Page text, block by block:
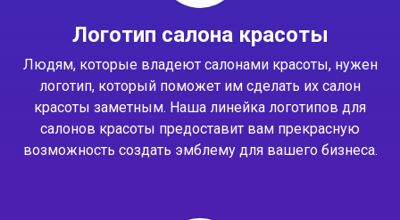
Логотип салона красоты
Людям, которые владеют салонами красоты, нужен
логотип, который поможет им сделать их салон
красоты заметным. Наша линейка логотипов для
салонов красоты предоставит вам прекрасную
возможность создать эмблему для вашего бизнеса.